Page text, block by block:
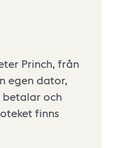
Princh, från
egen dator,
och
finns